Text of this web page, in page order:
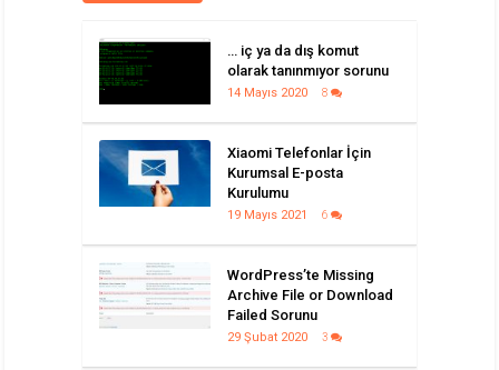
… iç ya da dış komut
olarak tanınmıyor sorunu
14 Mayıs 2020 8
Xiaomi Telefonlar İçin
Kurumsal E-posta
Kurulumu
19 Mayıs 2021 6
WordPress’te Missing
Archive File or Download
Failed Sorunu
29 Şubat 2020 3